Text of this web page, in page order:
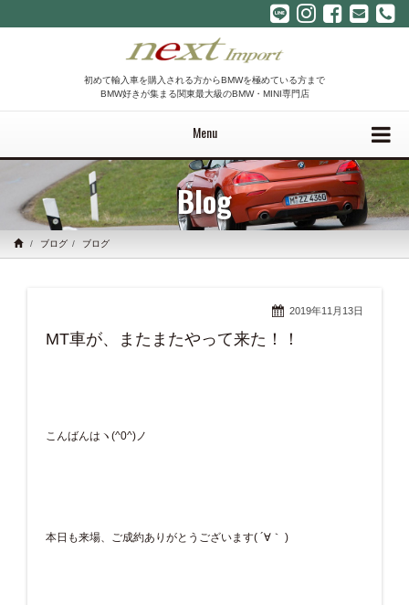
初めて輸入車を購入される方からBMWを極めている方まで
BMW好きが集まる関東最大級のBMW・MINI専門店
Menu
Blog
ブログ ブログ
2019年11月13日
MT車が、またまたやって来た！！
こんばんはヽ(^0^)ノ
本日も来場、ご成約ありがとうございます( ´∀｀ )